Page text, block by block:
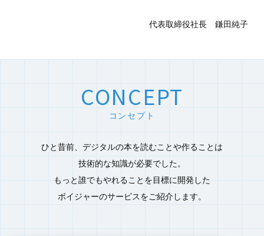
代表取締役社長 鎌田純子
CONCEPT
コンセプト
ひと昔前、デジタルの本を読むことや作ることは
技術的な知識が必要でした。
もっと誰でもやれることを目標に開発した
ボイジャーのサービスをご紹介します。